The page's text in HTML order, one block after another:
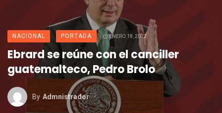
NACIONAL PORTADA ENERO 18, 2022
Ebrard se reúne con el canciller
guatemalteco, Pedro Brolo
By Admnistrador